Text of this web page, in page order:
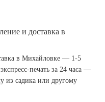
и доставка в
в Михайловке — 1-5
печать за 24 часа —
из садика или другому